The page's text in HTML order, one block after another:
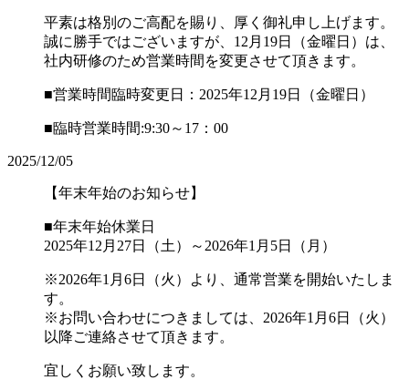
平素は格別のご高配を賜り、厚く御礼申し上げます。
誠に勝手ではございますが、12月19日（金曜日）は、
社内研修のため営業時間を変更させて頂きます。
■営業時間臨時変更日：2025年12月19日（金曜日）
■臨時営業時間:9:30～17：00
2025/12/05
【年末年始のお知らせ】
■年末年始休業日
2025年12月27日（土）～2026年1月5日（月）
※2026年1月6日（火）より、通常営業を開始いたしま
す。
※お問い合わせにつきましては、2026年1月6日（火）
以降ご連絡させて頂きます。
宜しくお願い致します。